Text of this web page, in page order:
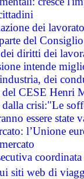
dei
del
diritti dei
intende
dei
del CESE Henri
dalla crisi:"Le
essere state
l’Unione
siti web di